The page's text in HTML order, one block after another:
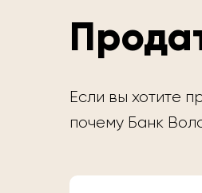
Если вы хотите
почему Банк